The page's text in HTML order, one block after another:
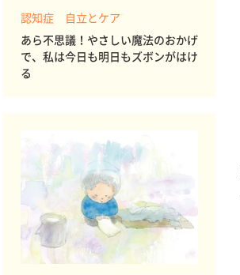
認知症 自立とケア
あら不思議！やさしい魔法のおかげ
で、私は今日も明日もズボンがはけ
る